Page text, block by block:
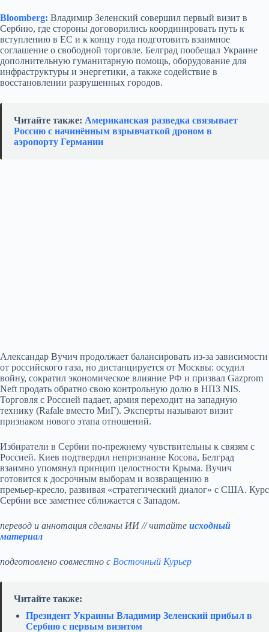
Bloomberg: Владимир Зеленский совершил первый визит в
Сербию, где стороны договорились координировать путь к
вступлению в ЕС и к концу года подготовить взаимное
соглашение о свободной торговле. Белград пообещал Украине
дополнительную гуманитарную помощь, оборудование для
инфраструктуры и энергетики, а также содействие в
восстановлении разрушенных городов.
Читайте также: Американская разведка связывает
Россию с начинённым взрывчаткой дроном в
аэропорту Германии
Александар Вучич продолжает балансировать из‑за зависимости
от российского газа, но дистанцируется от Москвы: осудил
войну, сократил экономическое влияние РФ и призвал Gazprom
Neft продать обратно свою контрольную долю в НПЗ NIS.
Торговля с Россией падает, армия переходит на западную
технику (Rafale вместо МиГ). Эксперты называют визит
признаком нового этапа отношений.
Избиратели в Сербии по‑прежнему чувствительны к связям с
Россией. Киев подтвердил непризнание Косова, Белград
взаимно упомянул принцип целостности Крыма. Вучич
готовится к досрочным выборам и возвращению в
премьер‑кресло, развивая «стратегический диалог» с США. Курс
Сербии все заметнее сближается с Западом.
перевод и аннотация сделаны ИИ // читайте исходный
материал
подготовлено совместно с Восточный Курьер
Читайте также:
Президент Украины Владимир Зеленский прибыл в
Сербию с первым визитом